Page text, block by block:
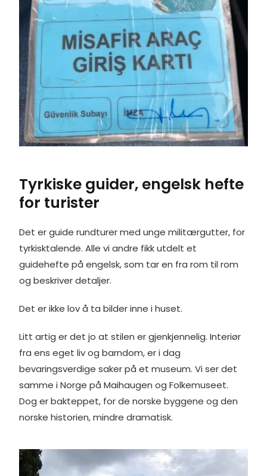
Tyrkiske guider, engelsk hefte
for turister
Det er guide rundturer med unge militærgutter, for
tyrkisktalende. Alle vi andre fikk utdelt et
guidehefte på engelsk, som tar en fra rom til rom
og beskriver detaljer.
Det er ikke lov å ta bilder inne i huset.
Litt artig er det jo at stilen er gjenkjennelig. Interiør
fra ens eget liv og barndom, er i dag
bevaringsverdige saker på et museum. Vi ser det
samme i Norge på Maihaugen og Folkemuseet.
Dog er bakteppet, for de norske byggene og den
norske historien, mindre dramatisk.